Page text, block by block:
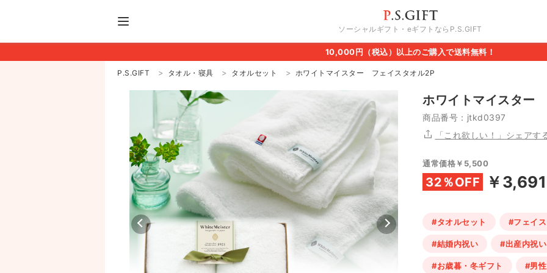
ソーシャルギフト・eギフトならP.S.GIFT
10,000円（税込）以上のご購入で送料無料！
P.S.GIFT タオル・寝具 タオルセット ホワイトマイスター フェイスタオル2P
ホワイトマイスター
商品番号：jtkd0397
「これ欲しい！」シェアす
通常価格￥5,500
32％OFF ￥3,691
#タオルセット #フェイ
#結婚内祝い #出産内祝い
#お歳暮・冬ギフト #男性